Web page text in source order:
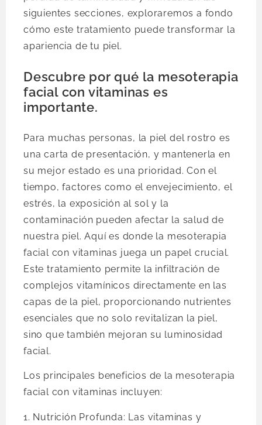
siguientes secciones, exploraremos a fondo
cómo este tratamiento puede transformar la
apariencia de tu piel.
Descubre por qué la mesoterapia
facial con vitaminas es
importante.
Para muchas personas, la piel del rostro es
una carta de presentación, y mantenerla en
su mejor estado es una prioridad. Con el
tiempo, factores como el envejecimiento, el
estrés, la exposición al sol y la
contaminación pueden afectar la salud de
nuestra piel. Aquí es donde la mesoterapia
facial con vitaminas juega un papel crucial.
Este tratamiento permite la infiltración de
complejos vitamínicos directamente en las
capas de la piel, proporcionando nutrientes
esenciales que no solo revitalizan la piel,
sino que también mejoran su luminosidad
facial.
Los principales beneficios de la mesoterapia
facial con vitaminas incluyen:
1. Nutrición Profunda: Las vitaminas y